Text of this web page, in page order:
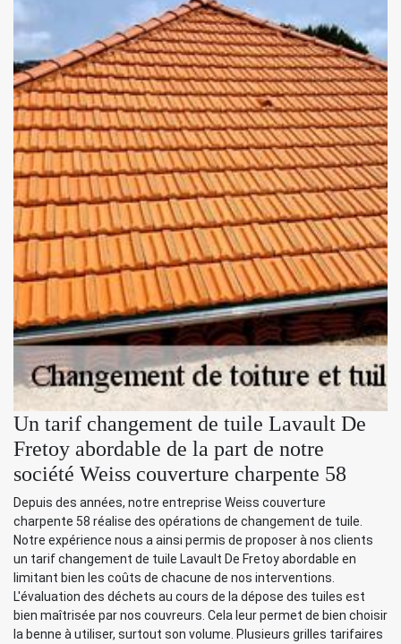
Un tarif changement de tuile Lavault De
Fretoy abordable de la part de notre
société Weiss couverture charpente 58
Depuis des années, notre entreprise Weiss couverture
charpente 58 réalise des opérations de changement de tuile.
Notre expérience nous a ainsi permis de proposer à nos clients
un tarif changement de tuile Lavault De Fretoy abordable en
limitant bien les coûts de chacune de nos interventions.
L'évaluation des déchets au cours de la dépose des tuiles est
bien maîtrisée par nos couvreurs. Cela leur permet de bien choisir
la benne à utiliser, surtout son volume. Plusieurs grilles tarifaires